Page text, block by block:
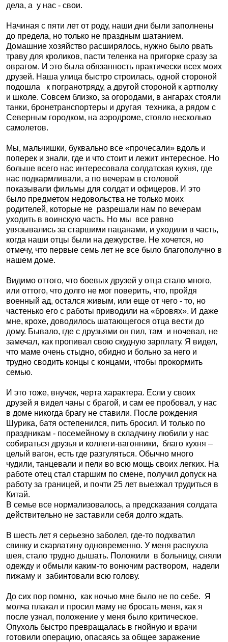
дела, а у нас - свои.
Начиная с пяти лет от роду, наши дни были заполнены
до предела, но только не праздным шатанием.
Домашние хозяйство расширялось, нужно было рвать
траву для кроликов, пасти теленка на пригорке сразу за
оврагом. И это была обязанность практически всех моих
друзей. Наша улица быстро строилась, одной стороной
подошла
к погранотряду, а другой стороной к артполку
и школе. Совсем близко, за огородами, в ангарах стояли
танки, бронетранспортеры и другая техника, а рядом с
Северным городком, на аэродроме, стояло несколько
самолетов.
Мы, мальчишки, буквально все «прочесали» вдоль и
поперек и знали, где и что стоит и лежит интересное. Но
больше всего нас интересовала солдатская кухня, где
нас подкармливали, а по вечерам в столовой
показывали фильмы для солдат и офицеров. И это
было предметом недовольства не только моих
родителей, которые не разрешали нам по вечерам
уходить в воинскую часть. Но мы все равно
увязывались за старшими пацанами, и уходили в часть,
когда наши отцы были на дежурстве. Не хочется, но
отмечу, что первые семь лет не все было благополучно в
нашем доме.
Видимо оттого, что боевых друзей у отца стало много,
или оттого, что долго не мог поверить, что, пройдя
военный ад, остался живым, или еще от чего - то, но
частенько его с работы приводили на «бровях». И даже
мне, крохе, доводилось шатающегося отца вести до
дому. Бывало, где с друзьями он пил, там и ночевал, не
замечал, как пропивал свою скудную зарплату. Я видел,
что маме очень стыдно, обидно и больно за него и
трудно сводить концы с концами, чтобы прокормить
семью.
И это тоже, внучек, черта характера. Если у своих
друзей я видел чаны с брагой, и сам ее пробовал, у нас
в доме никогда брагу не ставили. После рождения
Шурика, батя остепенился, пить бросил. И только по
праздникам - посемейному в складчину любили у нас
собираться друзья и коллеги-вагонники, благо кухня –
целый вагон, есть где разгуляться. Обычно много
чудили, танцевали и пели во всю мощь своих легких. На
работе отец стал старшим по смене, получил допуск на
работу за границей, и почти 25 лет выезжал трудиться в
Китай.
В семье все нормализовалось, а предсказания солдата
действительно не заставили себя долго ждать.
В шесть лет я серьезно заболел, где-то подхватил
свинку и скарлатину одновременно. У меня распухла
шея, стало трудно дышать. Положили в больницу, сняли
одежду и обмыли каким-то вонючим раствором, надели
пижаму и забинтовали всю голову.
До сих пор помню, как ночью мне было не по себе. Я
молча плакал и просил маму не бросать меня, как я
после узнал, положение у меня было критическое.
Опухоль быстро превращалась в гнойную и врачи
готовили операцию, опасаясь за общее заражение